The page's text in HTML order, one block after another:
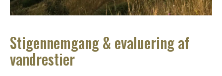
Stigennemgang & evaluering af
vandrestier